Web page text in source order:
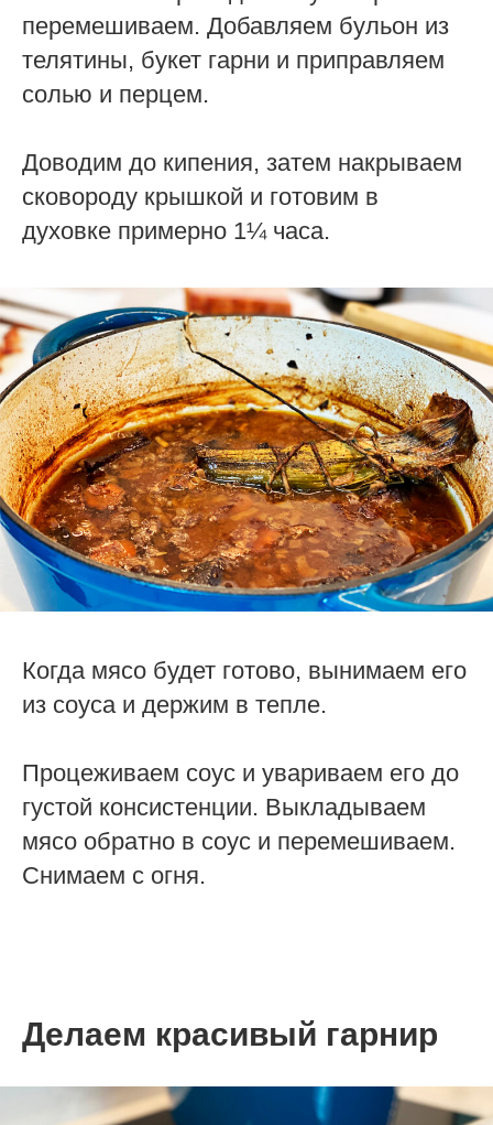
перемешиваем. Добавляем бульон из
телятины, букет гарни и приправляем
солью и перцем.
Доводим до кипения, затем накрываем
сковороду крышкой и готовим в
духовке примерно 1¼ часа.
Когда мясо будет готово, вынимаем его
из соуса и держим в тепле.
Процеживаем соус и увариваем его до
густой консистенции. Выкладываем
мясо обратно в соус и перемешиваем.
Снимаем с огня.
Делаем красивый гарнир